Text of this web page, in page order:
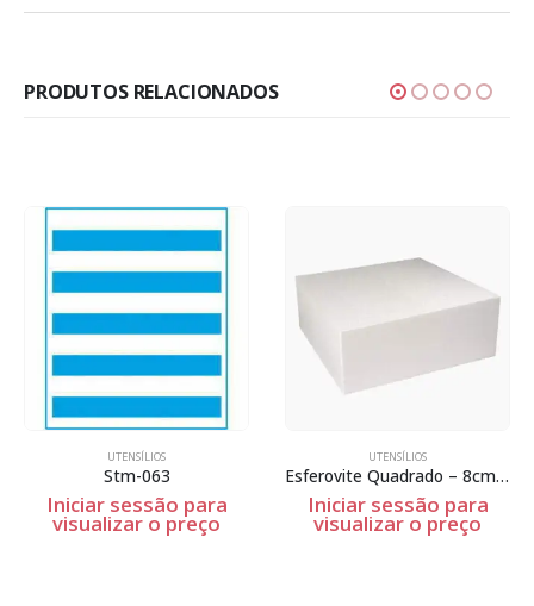
PRODUTOS RELACIONADOS
UTENSÍLIOS
Stm-063
Iniciar sessão para
visualizar o preço
UTENSÍLIOS
Esferovite Quadrado – 8cm Espessura
Iniciar sessão para
visualizar o preço